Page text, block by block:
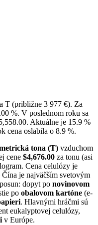
T (približne 3 977 €). Za
%. V poslednom roku sa
Aktuálne je 15.9 %
cena oslabila o 8.9 %.
tona (T) vzduchom
cene $4,676.00 za tonu (asi
Cena celulózy je
je najväčším svetovým
dopyt po novinovom
po obalovom kartóne (e-
. Hlavnými hráčmi sú
eukalyptovej celulózy,
v Európe.